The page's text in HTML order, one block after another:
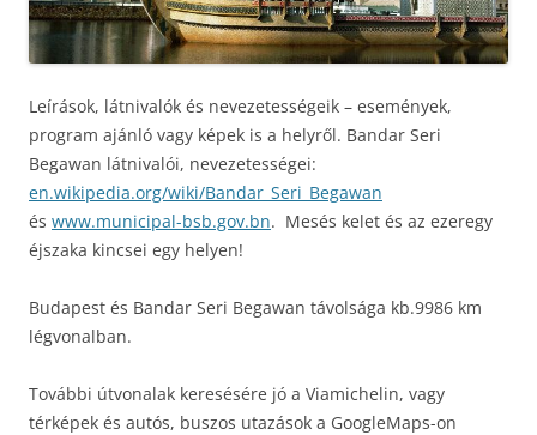
Leírások, látnivalók és nevezetességeik – események,
program ajánló vagy képek is a helyről. Bandar Seri
Begawan látnivalói, nevezetességei:
en.wikipedia.org/wiki/Bandar_Seri_Begawan
és www.municipal-bsb.gov.bn. Mesés kelet és az ezeregy
éjszaka kincsei egy helyen!
Budapest és Bandar Seri Begawan távolsága kb.9986 km
légvonalban.
További útvonalak keresésére jó a Viamichelin, vagy
térképek és autós, buszos utazások a GoogleMaps-on